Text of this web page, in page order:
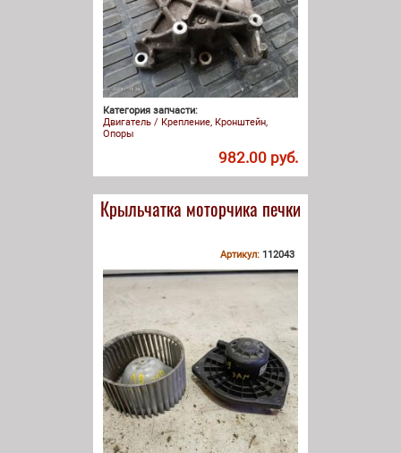
Категория запчасти:
Двигатель / Крепление, Кронштейн,
Опоры
982.00 руб.
Крыльчатка моторчика печки
Артикул: 112043